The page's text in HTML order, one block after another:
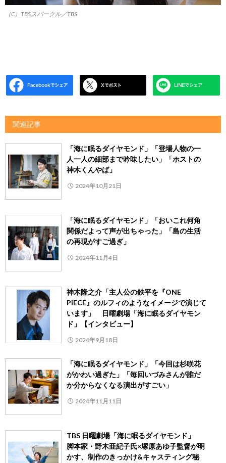
（C）TBSスパークル／TBS
関連記事
「海に眠るダイヤモンド」「登場人物の一
人一人の細部まで吟味したい」「ホストの
神木くんやば」
2024年10月21日
「海に眠るダイヤモンド」「おいこれ何角
関係だよって声が出ちゃった」「島の生活
の再現がすご過ぎ」
2024年11月4日
神木隆之介「主人公の鉄平を『ONE
PIECE』のルフィのようなイメージで演じて
います」 日曜劇場「海に眠るダイヤモン
ド」【インタビュー】
2024年9月18日
「海に眠るダイヤモンド」「今回は杉咲花
がかわい過ぎた」「毎回いづみさんが誰だ
か分からなくなる演出がすごい」
2024年11月11日
TBS 日曜劇場「海に眠るダイヤモンド」
脚本家・野木亜紀子氏×塚原あゆ子監督が明
かす、制作のきっかけ&キャスティング秘